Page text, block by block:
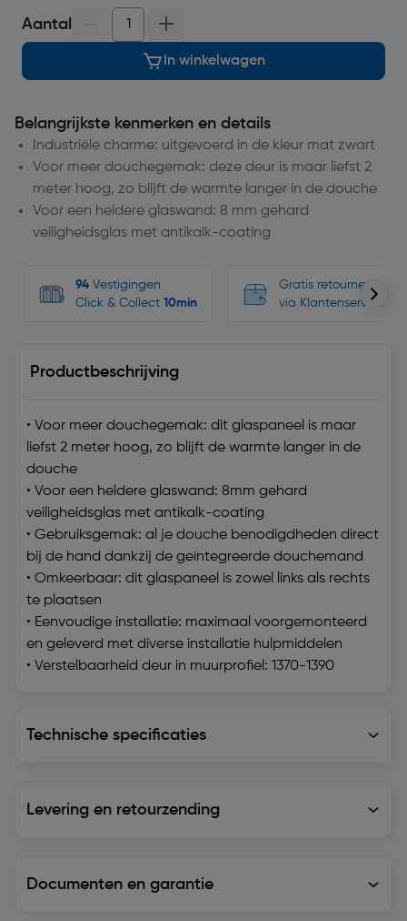
Aantal
In winkelwagen
Belangrijkste kenmerken en details
Industriële charme: uitgevoerd in de kleur mat zwart
Voor meer douchegemak: deze deur is maar liefst 2
meter hoog, zo blijft de warmte langer in de douche
Voor een heldere glaswand: 8 mm gehard
veiligheidsglas met antikalk-coating
94 Vestigingen
Click & Collect 10min
Gratis retourneren,
via Klantenservice
Productbeschrijving
• Voor meer douchegemak: dit glaspaneel is maar
liefst 2 meter hoog, zo blijft de warmte langer in de
douche
• Voor een heldere glaswand: 8mm gehard
veiligheidsglas met antikalk-coating
• Gebruiksgemak: al je douche benodigdheden direct
bij de hand dankzij de geïntegreerde douchemand
• Omkeerbaar: dit glaspaneel is zowel links als rechts
te plaatsen
• Eenvoudige installatie: maximaal voorgemonteerd
en geleverd met diverse installatie hulpmiddelen
• Verstelbaarheid deur in muurprofiel: 1370-1390
Technische specificaties
Levering en retourzending
Documenten en garantie